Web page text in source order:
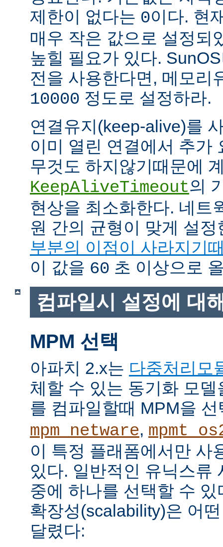
제한이 없다는 0이다. 현
매우 작은 값으로 설정되
높힐 필요가 있다.
전을 사용한다면, 메모리
10000 정도로 설정하라.
연결유지(keep-alive)를
이미 열린 연결에서 추가
무것도 하지않기때문에
KeepAliveTimeout의
현상을 최소화한다. 네트
원 간의 균형이 맞게 설
부분의 이점이 사라지기
이 값을 60 초 이상으로
컴파일시 설정에 대
MPM 선택
아파치 2.x는 다중처리모
체할 수 있는 동기화 모
를 컴파일할때 MPM을
mpm_netware,
이 특정 플래폼에서만 사
있다. 일반적인 유닉스류
중에 하나를 선택할 수
확장성(scalability)은 어
달렸다: